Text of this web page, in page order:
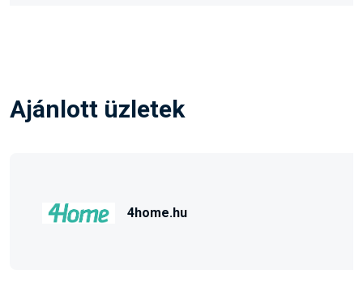
Ajánlott üzletek
4home.hu